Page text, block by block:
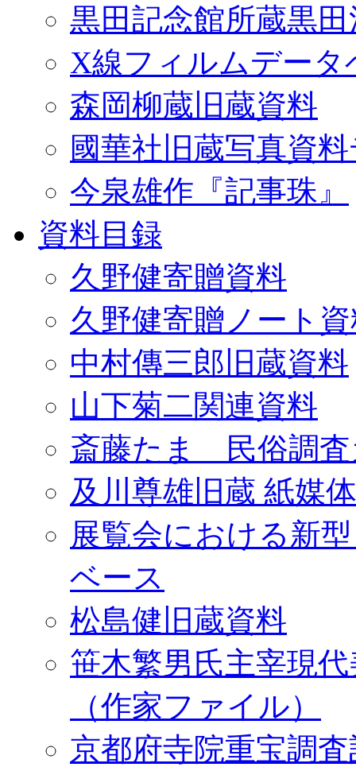
黒田記念館所蔵黒
X線フィルムデータ
森岡柳蔵旧蔵資料
國華社旧蔵写真資
今泉雄作『記事珠』
資料目録
久野健寄贈資料
久野健寄贈ノート
中村傳三郎旧蔵資料
山下菊二関連資料
斎藤たま 民俗調査
及川尊雄旧蔵 紙媒
展覧会における新
ベース
松島健旧蔵資料
笹木繁男氏主宰現
（作家ファイル）
京都府寺院重宝調